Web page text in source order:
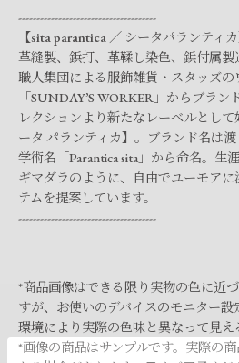
--------------------------------------
【sita parantica ／ シータパランティカ
革縫製、鋲打、革鞣し染色、鋲付属
職人集団による服飾雑貨・スタッズ
「SUNDAY’S WORKER」からブラ
レクションより新たなレーベルとして
ータ パランティカ】。ブランド名は
学術名「Parantica sita」から命名。生
ギマダラのように、自由でユーモアに
テムを提案しています。
--------------------------------------
*商品画像はできる限り実物の色に近
すが、お使いのデバイスのモニター
環境により実際の色味と異なって見え
*画像の商品はサンプルです。実際の